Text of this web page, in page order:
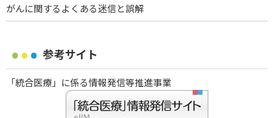
がんに関するよくある迷信と誤解
参考サイト
「統合医療」に係る情報発信等推進事業